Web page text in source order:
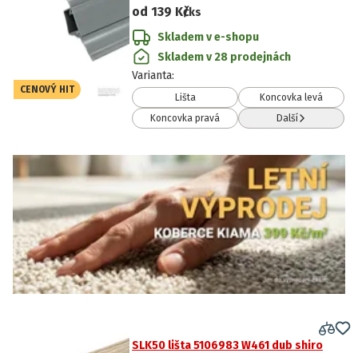
CENOVÝ HIT
od 139 Kč/ks
Skladem v e-shopu
Skladem v 28 prodejnách
Varianta:
Lišta
Koncovka levá
Koncovka pravá
Další
SLK50 lišta 5106983 W461 dub shiro